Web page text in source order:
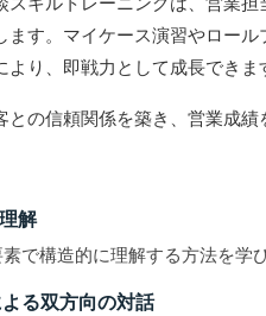
ます。マイケース演習やロー
り、即戦力として成長できま
の信頼関係を築き、営業成績
解
で構造的に理解する方法を学
る双方向の対話